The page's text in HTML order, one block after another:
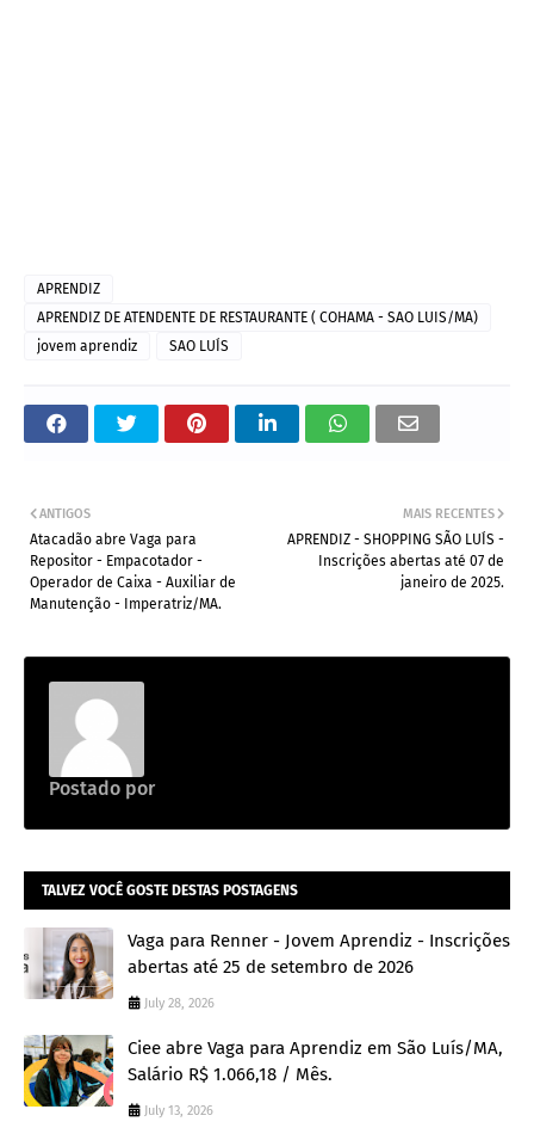
APRENDIZ
APRENDIZ DE ATENDENTE DE RESTAURANTE ( COHAMA - SAO LUIS/MA)
jovem aprendiz
SAO LUÍS
MAIS RECENTES
APRENDIZ - SHOPPING SÃO LUÍS -
Inscrições abertas até 07 de
janeiro de 2025.
ANTIGOS
Atacadão abre Vaga para
Repositor - Empacotador -
Operador de Caixa - Auxiliar de
Manutenção - Imperatriz/MA.
Postado por
TALVEZ VOCÊ GOSTE DESTAS POSTAGENS
Vaga para Renner - Jovem Aprendiz - Inscrições
abertas até 25 de setembro de 2026
July 28, 2026
Ciee abre Vaga para Aprendiz em São Luís/MA,
Salário R$ 1.066,18 / Mês.
July 13, 2026